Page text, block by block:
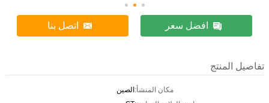
افضل سعر اتصل بنا
تفاصيل المنتج
مكان المنشأ:الصين